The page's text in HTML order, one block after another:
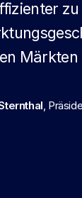
Märkten
,